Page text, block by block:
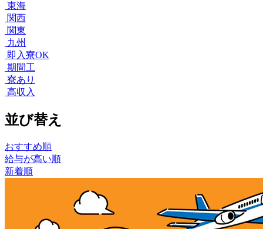
東海
関西
関東
九州
即入寮OK
期間工
寮あり
高収入
並び替え
おすすめ順
給与が高い順
新着順